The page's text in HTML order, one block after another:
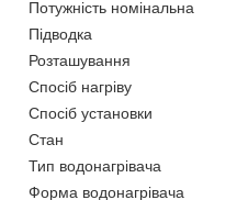
Потужність номінальна
Підводка
Розташування
Спосіб нагріву
Спосіб установки
Стан
Тип водонагрівача
Форма водонагрівача